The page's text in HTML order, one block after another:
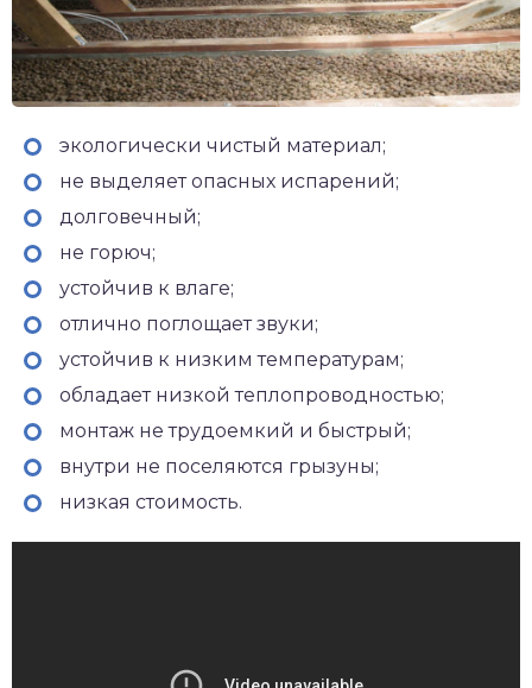
экологически чистый материал;
не выделяет опасных испарений;
долговечный;
не горюч;
устойчив к влаге;
отлично поглощает звуки;
устойчив к низким температурам;
обладает низкой теплопроводностью;
монтаж не трудоемкий и быстрый;
внутри не поселяются грызуны;
низкая стоимость.